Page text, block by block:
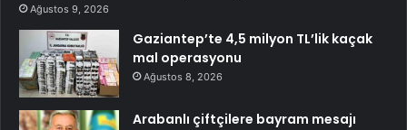
Ağustos 9, 2026
Gaziantep’te 4,5 milyon TL’lik kaçak
mal operasyonu
Ağustos 8, 2026
Arabanlı çiftçilere bayram mesajı